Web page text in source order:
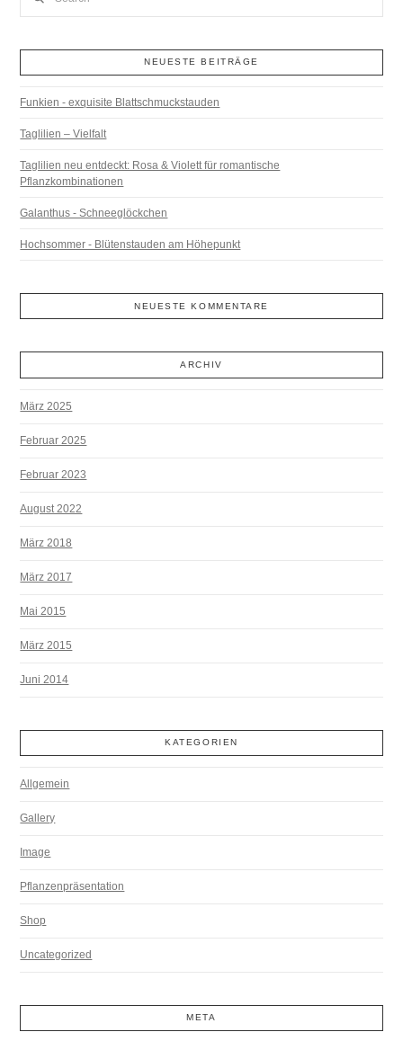
NEUESTE BEITRÄGE
Funkien - exquisite Blattschmuckstauden
Taglilien – Vielfalt
Taglilien neu entdeckt: Rosa & Violett für romantische
Pflanzkombinationen
Galanthus - Schneeglöckchen
Hochsommer - Blütenstauden am Höhepunkt
NEUESTE KOMMENTARE
ARCHIV
März 2025
Februar 2025
Februar 2023
August 2022
März 2018
März 2017
Mai 2015
März 2015
Juni 2014
KATEGORIEN
Allgemein
Gallery
Image
Pflanzenpräsentation
Shop
Uncategorized
META